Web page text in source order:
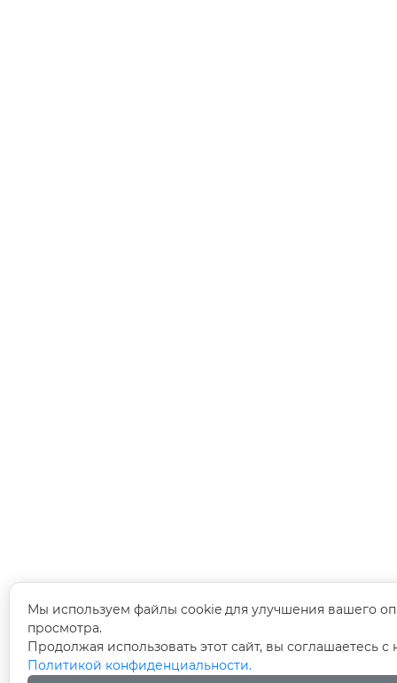
Мы используем файлы cookie для улучшения вашего
просмотра.
Продолжая использовать этот сайт, вы соглашаетесь
Политикой конфиденциальности.